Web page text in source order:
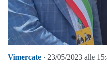
Vimercate · 23/05/2023 alle